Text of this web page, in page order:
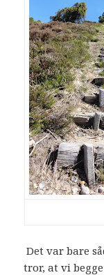
Det var bare
tror, at vi